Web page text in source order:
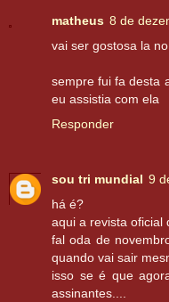
matheus 8 de
vai ser gostosa la
sempre fui fa desta
eu assistia com ela
Responder
sou tri mundial 9
há é?
aqui a revista oficial
fal oda de
quando vai sair
isso se é que
assinantes....